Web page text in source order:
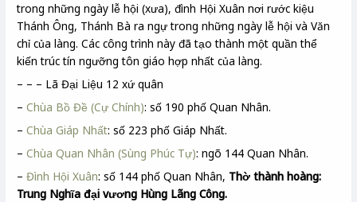
trong những ngày lễ hội (xưa), đình Hội Xuân nơi rước kiệu
Thánh Ông, Thánh Bà ra ngự trong những ngày lễ hội và Văn
chỉ của làng. Các công trình này đã tạo thành một quần thể
kiến trúc tín ngưỡng tôn giáo hợp nhất của làng.
– – – Lã Đại Liệu 12 xứ quân
–Chùa Bồ Đề (Cự Chính): số 190 phố Quan Nhân.
–Chùa Giáp Nhất: số 223 phố Giáp Nhất.
–Chùa Quan Nhân (Sùng Phúc Tự): ngõ 144 Quan Nhân.
–Đình Hội Xuân: số 144 phố Quan Nhân, Thờ thành hoàng:
Trung Nghĩa đại vương Hùng Lãng Công.